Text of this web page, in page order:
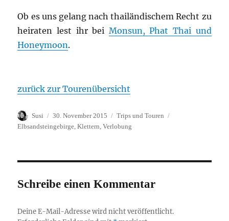
Ob es uns gelang nach thailändischem Recht zu
heiraten lest ihr bei Monsun, Phat Thai und
Honeymoon.
zurück zur Tourenübersicht
Autor
Susi
Veröffentlicht
am
30. November 2015 Kategorien
Trips und Touren
Elbsandsteingebirge,Klettern,Verlobung
Schreibe einen Kommentar
Deine E-Mail-Adresse wird nicht veröffentlicht.